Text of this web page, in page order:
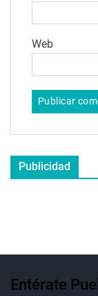
Web
Publicidad
Entérate